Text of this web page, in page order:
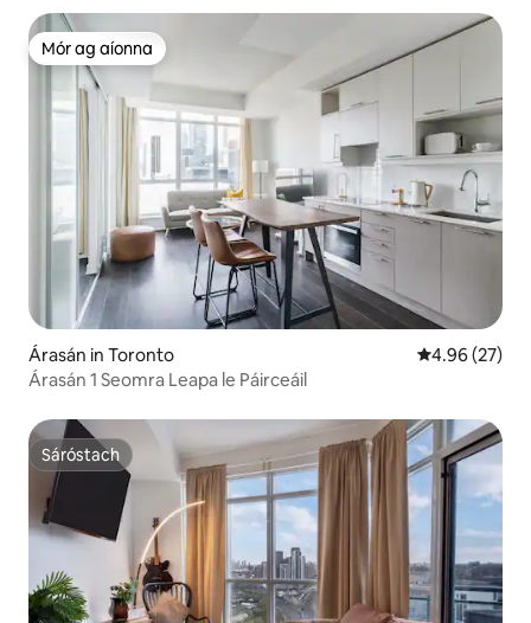
Mór ag aíonna
Mór ag aíonna
Árasán in Toronto Meánrátáil
4.96 (27)
Árasán 1 Seomra Leapa le Páirceáil
Sáróstach
Sáróstach